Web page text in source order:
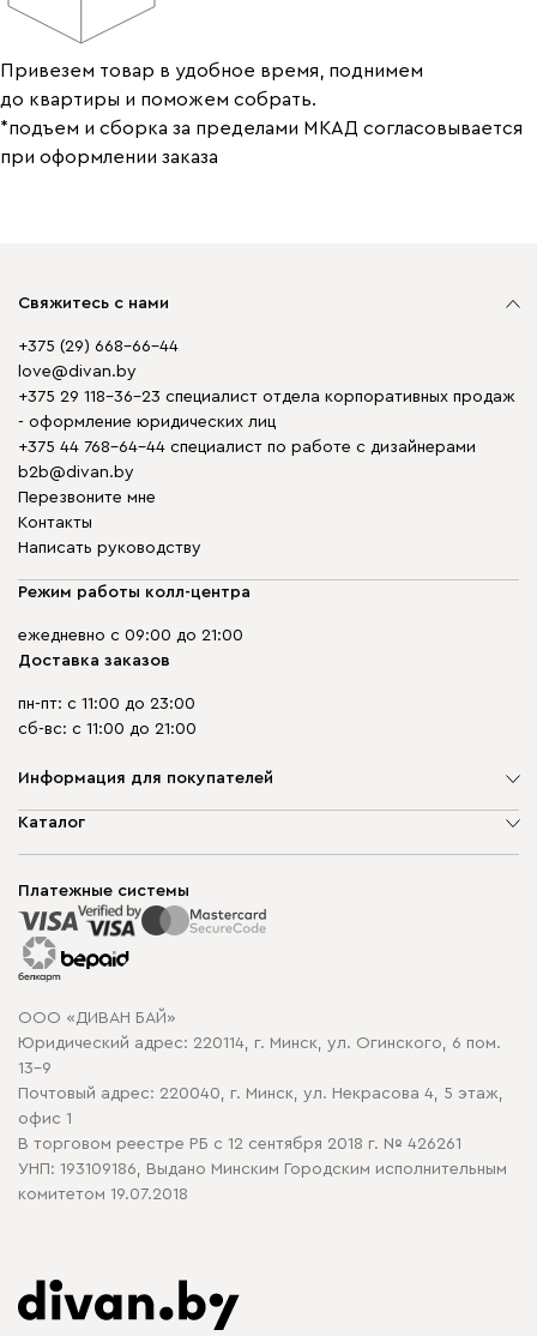
Привезем товар в удобное время, поднимем
до квартиры и поможем собрать.
*подъем и сборка за пределами МКАД согласовывается
при оформлении заказа
Свяжитесь с нами
+375 (29) 668-66-44
love@divan.by
+375 29 118-36-23 специалист отдела корпоративных продаж
- оформление юридических лиц
+375 44 768-64-44 специалист по работе с дизайнерами
b2b@divan.by
Перезвоните мне
Контакты
Написать руководству
Режим работы колл-центра
ежедневно с 09:00 до 21:00
Доставка заказов
пн-пт: с 11:00 до 23:00
сб-вс: с 11:00 до 21:00
Информация для покупателей
О компании
Способы оплаты
Рассрочка и кредит
Гарантия
Карта сайта
Политика конфиденциальности
Политика в отношении обработки cookie
Каталог
Корпусная мебель
Распродажа мебели
Платежные системы
ООО «ДИВАН БАЙ»
Юридический адрес: 220114, г. Минск, ул. Огинского, 6 пом.
13-9
Почтовый адрес: 220040, г. Минск, ул. Некрасова 4, 5 этаж,
офис 1
В торговом реестре РБ с 12 сентября 2018 г. № 426261
УНП: 193109186, Выдано Минским Городским исполнительным
комитетом 19.07.2018